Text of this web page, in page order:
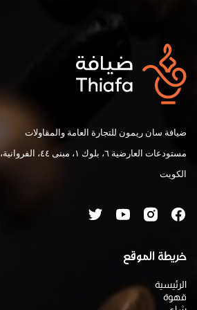
ضيافة سان ريمون للتجارة العامة والمقاولات
مستودعات العارضية ٦، بلوك ١، مبنى ٤٤، الفروانية،
الكويت
خريطة الموقع
الرئيسية
قهوة